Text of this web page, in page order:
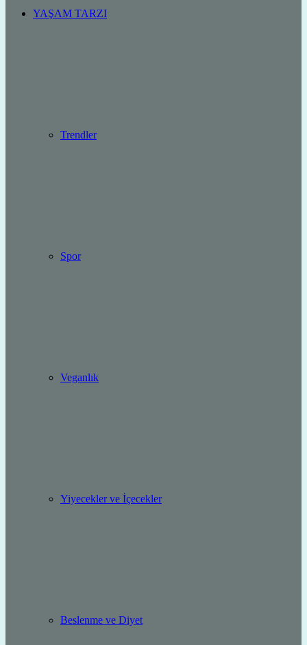
YAŞAM TARZI
Trendler
Spor
Veganlık
Yiyecekler ve İçecekler
Beslenme ve Diyet